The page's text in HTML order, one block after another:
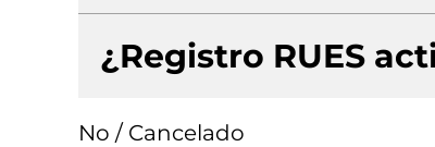
¿Registro RUES
No / Cancelado